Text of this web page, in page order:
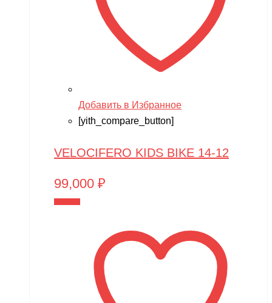
Добавить в Избранное
[yith_compare_button]
VELOCIFERO KIDS BIKE 14-12
99,000 ₽